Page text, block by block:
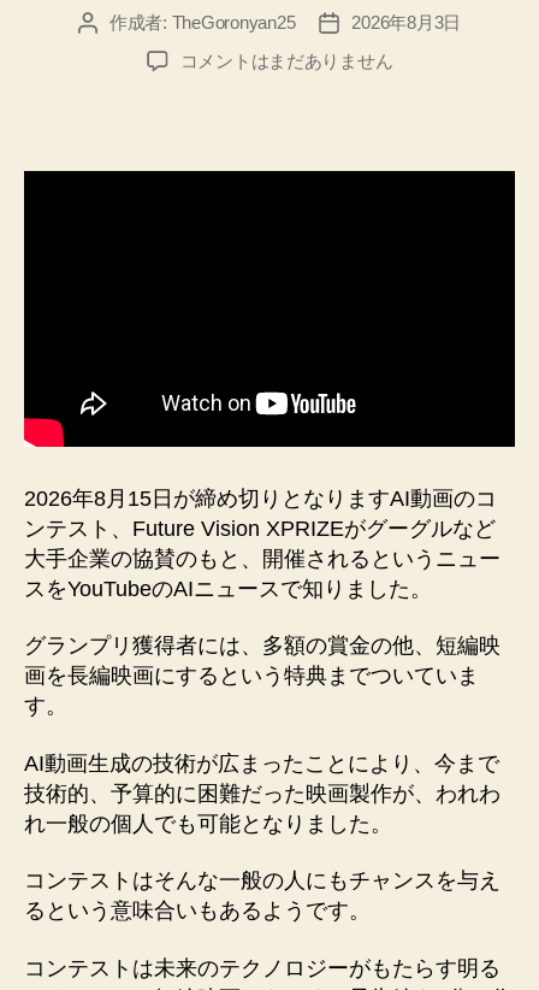
投 作成者: TheGoronyan25
投
稿
日
2026年8月3日
Future
応
て
コメントはまだありません
2026年8月15日が締め切りとなりますAI動画のコ
ンテスト、Future Vision XPRIZEがグーグルなど
大手企業の協賛のもと、開催されるというニュー
スをYouTubeのAIニュースで知りました。
グランプリ獲得者には、多額の賞金の他、短編映
画を長編映画にするという特典までついていま
す。
AI動画生成の技術が広まったことにより、今まで
技術的、予算的に困難だった映画製作が、われわ
れ一般の個人でも可能となりました。
コンテストはそんな一般の人にもチャンスを与え
るという意味合いもあるようです。
コンテストは未来のテクノロジーがもたらす明る